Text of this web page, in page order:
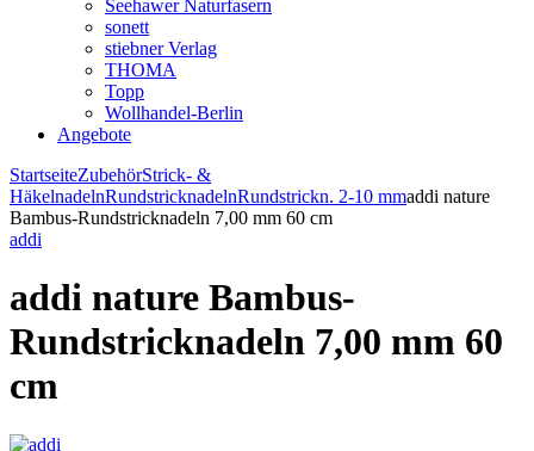
Seehawer Naturfasern
sonett
stiebner Verlag
THOMA
Topp
Wollhandel-Berlin
Angebote
StartseiteZubehörStrick- &
HäkelnadelnRundstricknadelnRundstrickn. 2-10 mmaddi nature
Bambus-Rundstricknadeln 7,00 mm 60 cm
addi
addi nature Bambus-
Rundstricknadeln 7,00 mm 60
cm